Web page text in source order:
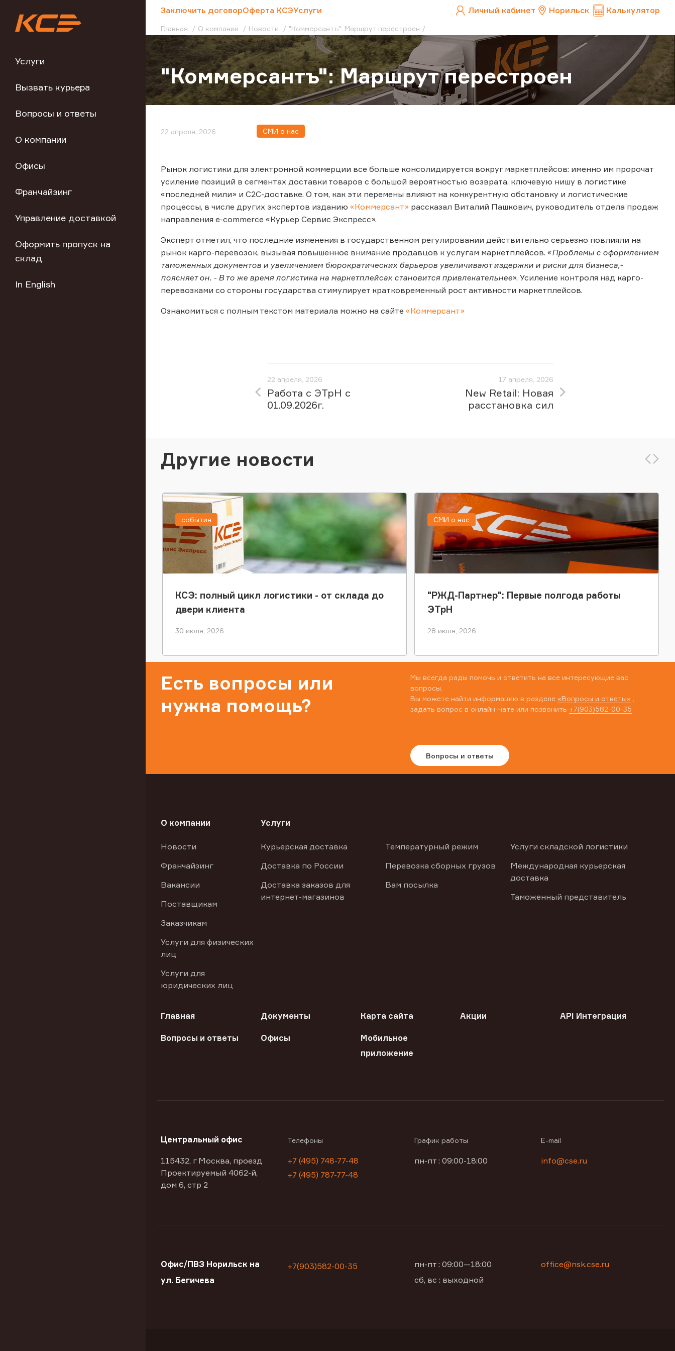
Услуги
Вызвать курьера
Вопросы и ответы
О компании
Офисы
Франчайзинг
Управление доставкой
Оформить пропуск на
склад
In English
Заключить договорОферта КСЭУслуги Личный кабинет Норильск Калькулятор
Главная О компании Новости "Коммерсантъ": Маршрут перестроен
"Коммерсантъ": Маршрут перестроен
22 апреля, 2026 СМИ о нас
Рынок логистики для электронной коммерции все больше консолидируется вокруг маркетплейсов: именно им пророчат
усиление позиций в сегментах доставки товаров с большой вероятностью возврата, ключевую нишу в логистике
«последней мили» и C2C-доставке. О том, как эти перемены влияют на конкурентную обстановку и логистические
процессы, в числе других экспертов изданию «Коммерсант» рассказал Виталий Пашкович, руководитель отдела продаж
направления e-commerce «Курьер Сервис Экспресс».
Эксперт отметил, что последние изменения в государственном регулировании действительно серьезно повлияли на
рынок карго-перевозок, вызывая повышенное внимание продавцов к услугам маркетплейсов. «Проблемы с оформлением
таможенных документов и увеличением бюрократических барьеров увеличивают издержки и риски для бизнеса,-
поясняет он. - В то же время логистика на маркетплейсах становится привлекательнее». Усиление контроля над карго-
перевозками со стороны государства стимулирует кратковременный рост активности маркетплейсов.
Ознакомиться с полным текстом материала можно на сайте «Коммерсант»
22 апреля, 2026
Работа с ЭТрН с
01.09.2026г.
17 апреля, 2026
New Retail: Новая
расстановка сил
Другие новости
КСЭ: полный цикл логистики - от склада до
двери клиента
30 июля, 2026
события
"РЖД-Партнер": Первые полгода работы
ЭТрН
28 июля, 2026
СМИ о нас
Есть вопросы или
нужна помощь?
Мы всегда рады помочь и ответить на все интересующие вас
вопросы.
Вы можете найти информацию в разделе «Вопросы и ответы»
задать вопрос в онлайн-чате или позвонить +7(903)582-00-35
Вопросы и ответы
О компании
Новости
Франчайзинг
Вакансии
Поставщикам
Заказчикам
Услуги для физических
лиц
Услуги для
юридических лиц
Услуги
Курьерская доставка
Доставка по России
Доставка заказов для
интернет-магазинов
Температурный режим
Перевозка сборных грузов
Вам посылка
Услуги складской логистики
Международная курьерская
доставка
Таможенный представитель
Главная Документы Карта сайта Акции API Интеграция
Вопросы и ответы Офисы
Мобильное
приложение
Центральный офис
115432, г Москва, проезд
Проектируемый 4062-й,
дом 6, стр 2
Телефоны
+7 (495) 748-77-48
+7 (495) 787-77-48
График работы
пн-пт : 09:00-18:00
E-mail
info@cse.ru
Офис/ПВЗ Норильск на
ул. Бегичева
+7(903)582-00-35
пн-пт : 09:00—18:00
сб, вс : выходной
office@nsk.cse.ru